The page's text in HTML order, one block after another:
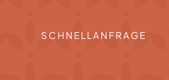
SCHNELLANFRAGE